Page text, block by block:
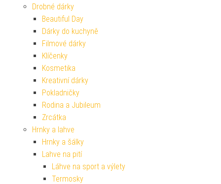
Drobné dárky
Beautiful Day
Dárky do kuchyně
Filmové dárky
Klíčenky
Kosmetika
Kreativní dárky
Pokladničky
Rodina a Jubileum
Zrcátka
Hrnky a lahve
Hrnky a šálky
Lahve na pití
Láhve na sport a výlety
Termosky